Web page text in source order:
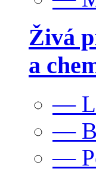
Živá
a
—
—
—